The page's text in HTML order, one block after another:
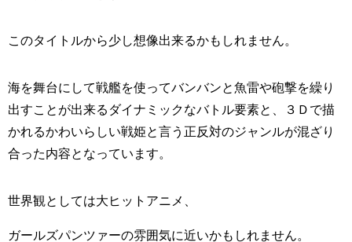
このタイトルから少し想像出来るかもしれません。
海を舞台にして戦艦を使ってバンバンと魚雷や砲撃を繰り
出すことが出来るダイナミックなバトル要素と、３Ｄで描
かれるかわいらしい戦姫と言う正反対のジャンルが混ざり
合った内容となっています。
世界観としては大ヒットアニメ、
ガールズパンツァーの雰囲気に近いかもしれません。